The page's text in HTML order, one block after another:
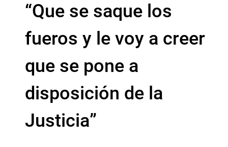
“Que se saque los
fueros y le voy a creer
que se pone a
disposición de la
Justicia”